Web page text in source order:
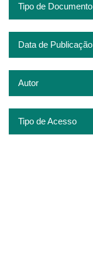
Tipo de Documento
Data de Publicação
Autor
Tipo de Acesso